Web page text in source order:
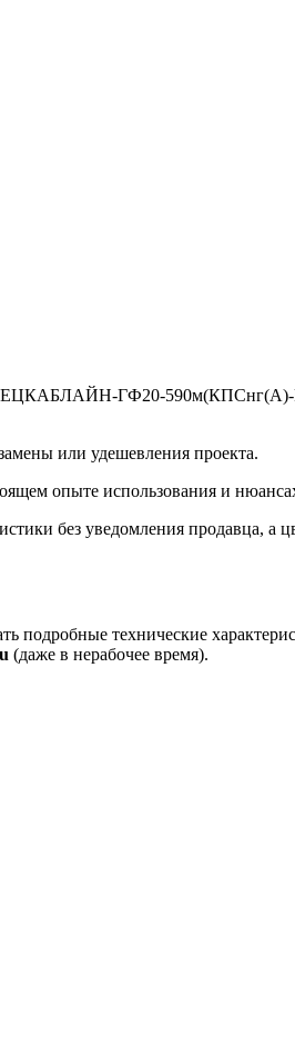
ГФ20-590м(КПСнг(А)-
или удешевления проекта.
опыте использования и
без уведомления продавца, а
подробные технические
(даже в нерабочее время).